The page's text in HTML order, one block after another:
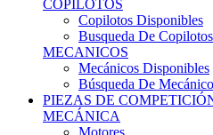
Busqueda De Copilotos
MECANICOS
Mecánicos Disponibles
Búsqueda De Mecánicos
PIEZAS DE COMPETICIÓN
MECÁNICA
Motores
Refrigeración